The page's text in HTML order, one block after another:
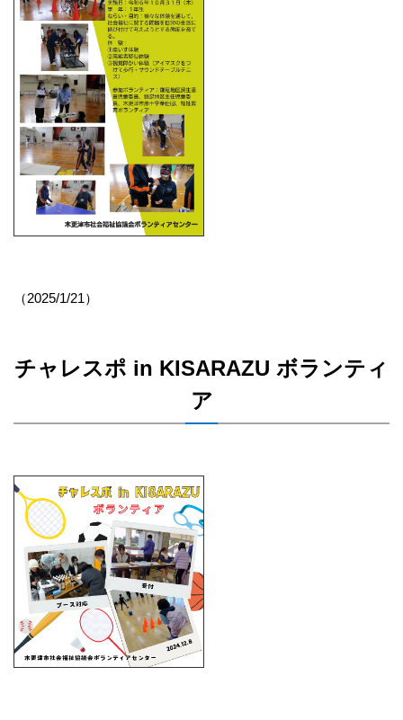
（2025/1/21）
チャレスポ in KISARAZU ボランティ
ア